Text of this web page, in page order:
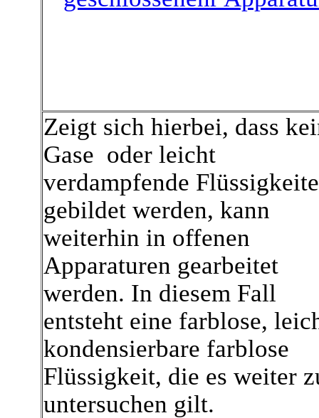
Zeigt sich hierbei, dass
Gase oder leicht
verdampfende
gebildet werden, kann
weiterhin in offenen
Apparaturen gearbeitet
werden. In diesem Fall
entsteht eine farblose,
kondensierbare farblose
Flüssigkeit, die es weiter
untersuchen gilt.